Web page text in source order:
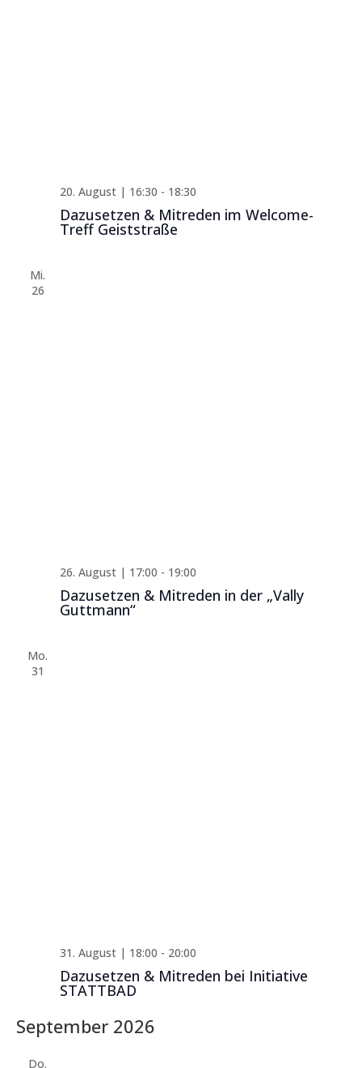
Dazusetzen & Mitreden im Welcome-
Treff Geiststraße
20. August | 16:30 - 18:30
Mi.
26
Dazusetzen & Mitreden in der „Vally
Guttmann“
26. August | 17:00 - 19:00
Mo.
31
Dazusetzen & Mitreden bei Initiative
STATTBAD
31. August | 18:00 - 20:00
September 2026
Do.